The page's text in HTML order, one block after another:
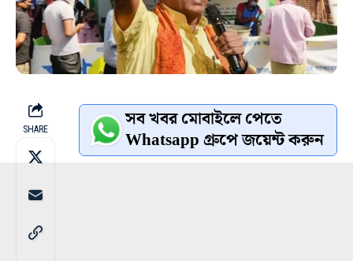
SHARE সব খবর মোবাইলে পেতে
Whatsapp গ্রুপে জয়েন্ট করুন